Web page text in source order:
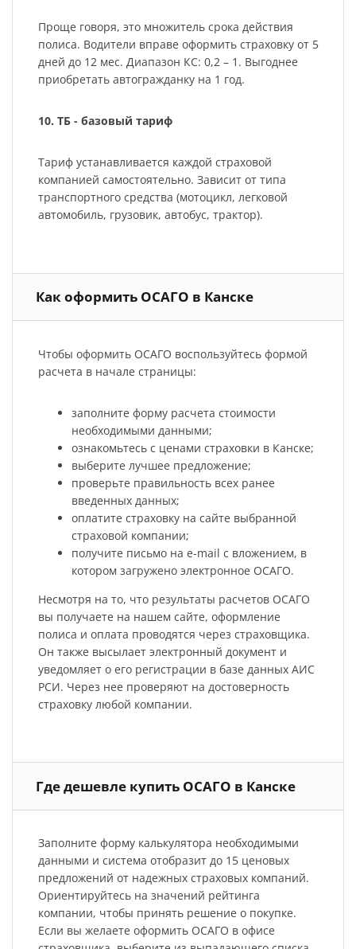
Проще говоря, это множитель срока действия
полиса. Водители вправе оформить страховку от 5
дней до 12 мес. Диапазон КС: 0,2 – 1. Выгоднее
приобретать автогражданку на 1 год.
10. ТБ - базовый тариф
Тариф устанавливается каждой страховой
компанией самостоятельно. Зависит от типа
транспортного средства (мотоцикл, легковой
автомобиль, грузовик, автобус, трактор).
Как оформить ОСАГО в Канске
Чтобы оформить ОСАГО воспользуйтесь формой
расчета в начале страницы:
заполните форму расчета стоимости
необходимыми данными;
ознакомьтесь с ценами страховки в Канске;
выберите лучшее предложение;
проверьте правильность всех ранее
введенных данных;
оплатите страховку на сайте выбранной
страховой компании;
получите письмо на e-mail с вложением, в
котором загружено электронное ОСАГО.
Несмотря на то, что результаты расчетов ОСАГО
вы получаете на нашем сайте, оформление
полиса и оплата проводятся через страховщика.
Он также высылает электронный документ и
уведомляет о его регистрации в базе данных АИС
РСИ. Через нее проверяют на достоверность
страховку любой компании.
Где дешевле купить ОСАГО в Канске
Заполните форму калькулятора необходимыми
данными и система отобразит до 15 ценовых
предложений от надежных страховых компаний.
Ориентируйтесь на значений рейтинга
компании, чтобы принять решение о покупке.
Если вы желаете оформить ОСАГО в офисе